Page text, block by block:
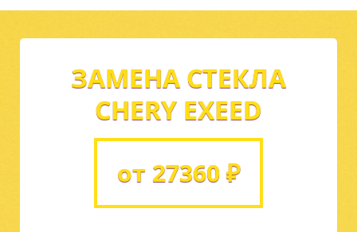
ЗАМЕНА СТЕКЛА
CHERY EXEED
от 27360 ₽